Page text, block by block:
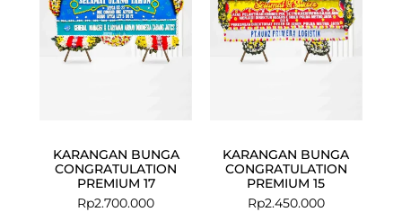
KARANGAN BUNGA
CONGRATULATION
PREMIUM 17
Rp2.700.000
KARANGAN BUNGA
CONGRATULATION
PREMIUM 15
Rp2.450.000